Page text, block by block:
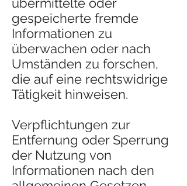
gespeicherte fremde
Informationen zu
überwachen oder nach
Umständen zu forschen,
die auf eine rechtswidrige
Tätigkeit hinweisen.
Verpflichtungen zur
Entfernung oder Sperrung
der Nutzung von
Informationen nach den